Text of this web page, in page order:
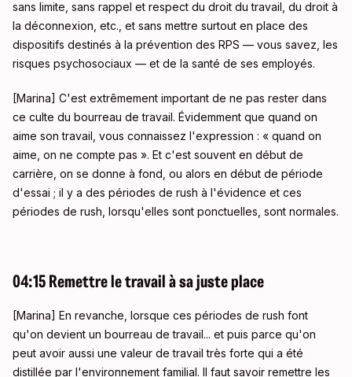
sans limite, sans rappel et respect du droit du travail, du droit à
la déconnexion, etc., et sans mettre surtout en place des
dispositifs destinés à la prévention des RPS — vous savez, les
risques psychosociaux — et de la santé de ses employés.
[Marina] C'est extrêmement important de ne pas rester dans
ce culte du bourreau de travail. Évidemment que quand on
aime son travail, vous connaissez l'expression : « quand on
aime, on ne compte pas ». Et c'est souvent en début de
carrière, on se donne à fond, ou alors en début de période
d'essai ; il y a des périodes de rush à l'évidence et ces
périodes de rush, lorsqu'elles sont ponctuelles, sont normales.
04:15 Remettre le travail à sa juste place
[Marina] En revanche, lorsque ces périodes de rush font
qu'on devient un bourreau de travail... et puis parce qu'on
peut avoir aussi une valeur de travail très forte qui a été
distillée par l'environnement familial. Il faut savoir remettre les